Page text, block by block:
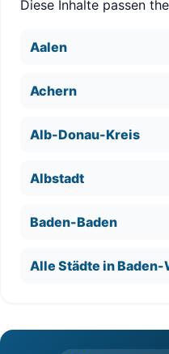
Diese Inhalte passen
Aalen
Achern
Alb-Donau-Kreis
Albstadt
Baden-Baden
Alle Städte in